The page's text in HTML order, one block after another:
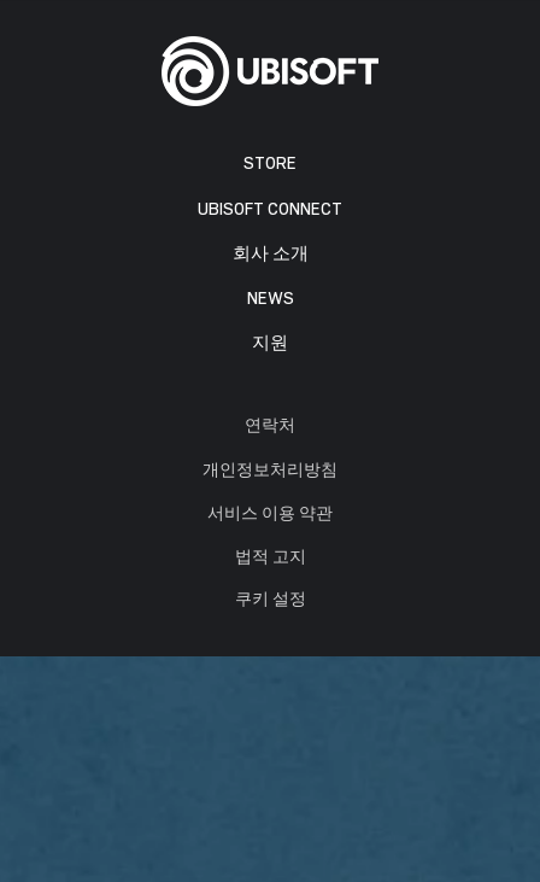
STORE
UBISOFT CONNECT
회사 소개
NEWS
지원
연락처
개인정보처리방침
서비스 이용 약관
법적 고지
쿠키 설정